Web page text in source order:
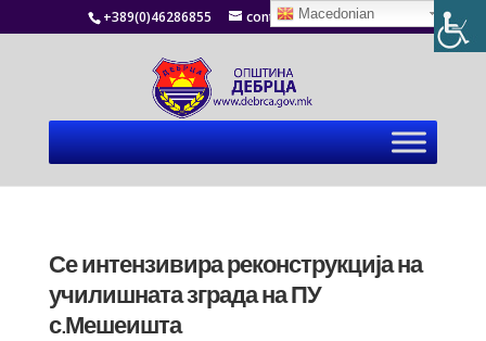
+389(0)46286855 contact@debrca.gov.mk
Се интензивира реконструкција на
училишната зграда на ПУ
с.Мешеишта
Macedonian